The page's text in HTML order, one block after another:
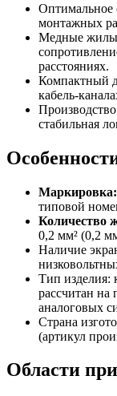
Оптимальное
монтажных
Медные жилы
расстояниях.
Компактный
кабель-
стабильная
Маркировка:
типовой
Количество
0,2 мм² (0,2
Наличие
Тип изделия:
рассчитан на
аналоговых
Страна
(артикул
Области